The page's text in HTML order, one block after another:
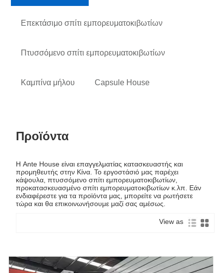
Επεκτάσιμο σπίτι εμπορευματοκιβωτίων
Πτυσσόμενο σπίτι εμπορευματοκιβωτίων
Καμπίνα μήλου Capsule House
Προϊόντα
Η Ante House είναι επαγγελματίας κατασκευαστής και
προμηθευτής στην Κίνα. Το εργοστάσιό μας παρέχει
κάψουλα, πτυσσόμενο σπίτι εμπορευματοκιβωτίων,
προκατασκευασμένο σπίτι εμπορευματοκιβωτίων κ.λπ. Εάν
ενδιαφέρεστε για τα προϊόντα μας, μπορείτε να ρωτήσετε
τώρα και θα επικοινωνήσουμε μαζί σας αμέσως.
View as